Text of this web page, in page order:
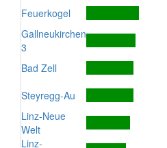
Feuerkogel
Gallneukirchen
3
Bad Zell
Steyregg-Au
Linz-Neue
Welt
Linz-